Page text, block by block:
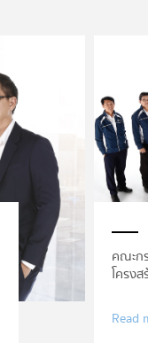
คณะก
โครง
Read